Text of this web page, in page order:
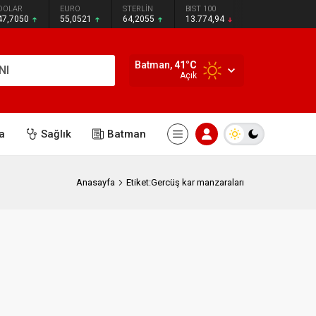
EURO
55,0521
STERLİN
64,2055
BIST 100
13.774,94
Batman,41°C
Açık
Sağlık Batman
Anasayfa Etiket:Gercüş kar manzaraları